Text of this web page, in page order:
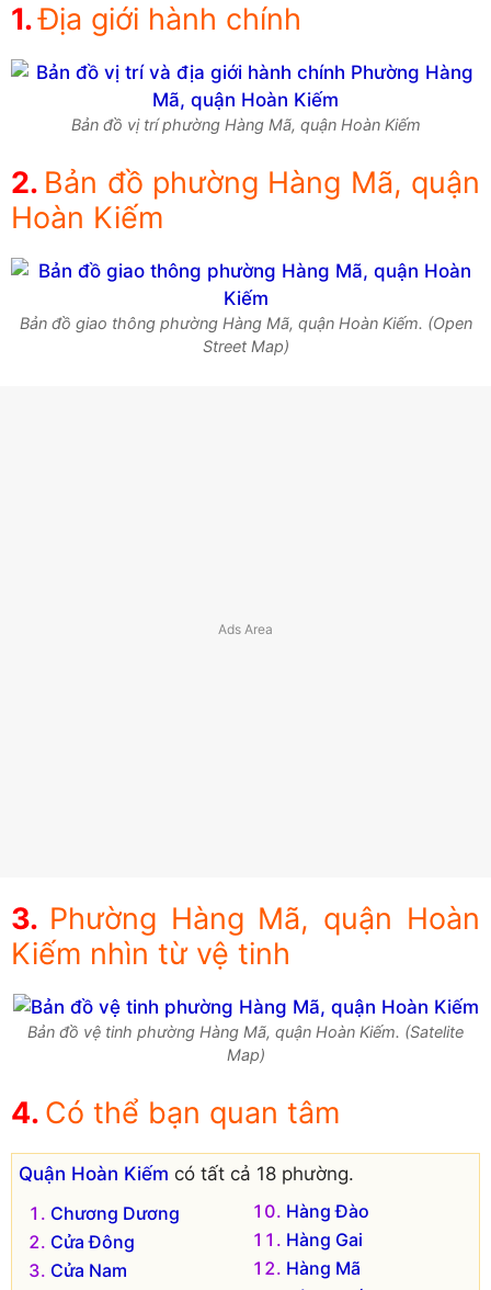
Địa giới hành chính
Bản đồ vị trí phường Hàng Mã, quận Hoàn Kiếm
Bản đồ phường Hàng Mã, quận
Hoàn Kiếm
Bản đồ giao thông phường Hàng Mã, quận Hoàn Kiếm. (Open
Street Map)
Phường Hàng Mã, quận Hoàn
Kiếm nhìn từ vệ tinh
Bản đồ vệ tinh phường Hàng Mã, quận Hoàn Kiếm. (Satelite
Map)
Có thể bạn quan tâm
Quận Hoàn Kiếm có tất cả 18 phường.
Chương Dương
Cửa Đông
Cửa Nam
Hàng Đào
Hàng Gai
Hàng Mã